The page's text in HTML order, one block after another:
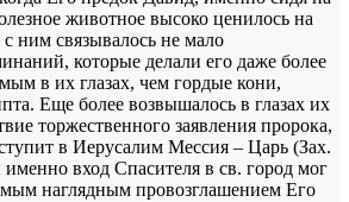
животное высоко ценилось на
с ним связывалось не мало
которые делали его даже более
в их глазах, чем гордые кони,
Еще более возвышалось в глазах их
торжественного заявления пророка,
в Иерусалим Мессия – Царь (Зах.
вход Спасителя в св. город мог
наглядным провозглашением Его